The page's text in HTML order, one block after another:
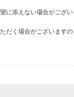
に添えない場合がござい
だく場合がございますの